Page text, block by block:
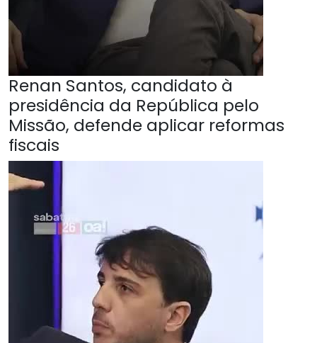
Renan Santos, candidato à
presidência da República pelo
Missão, defende aplicar reformas
fiscais